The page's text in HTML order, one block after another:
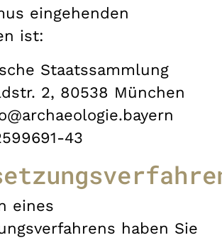
eingehenden
ist:
Staatssammlung
2, 80538 München
43
eines
haben Sie